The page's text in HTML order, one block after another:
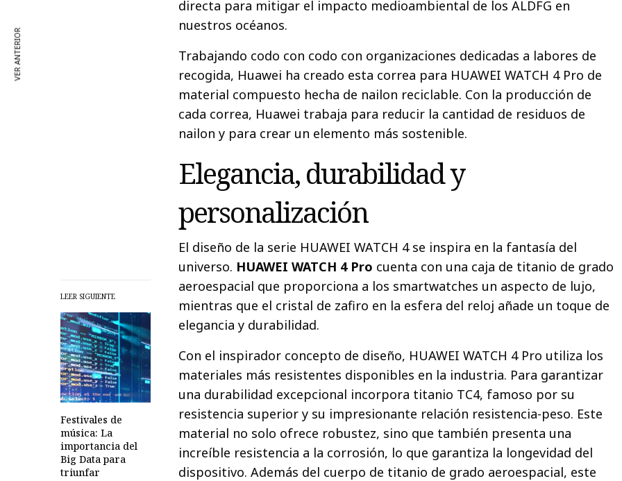
LEER SIGUIENTE
Festivales de
música: La
importancia del
Big Data para
triunfar
directa para mitigar el impacto medioambiental de los ALDFG en
nuestros océanos.
Trabajando codo con codo con organizaciones dedicadas a labores de
recogida, Huawei ha creado esta correa para HUAWEI WATCH 4 Pro de
material compuesto hecha de nailon reciclable. Con la producción de
cada correa, Huawei trabaja para reducir la cantidad de residuos de
nailon y para crear un elemento más sostenible.
Elegancia, durabilidad y
personalización
El diseño de la serie HUAWEI WATCH 4 se inspira en la fantasía del
universo. HUAWEI WATCH 4 Pro cuenta con una caja de titanio de grado
aeroespacial que proporciona a los smartwatches un aspecto de lujo,
mientras que el cristal de zafiro en la esfera del reloj añade un toque de
elegancia y durabilidad.
Con el inspirador concepto de diseño, HUAWEI WATCH 4 Pro utiliza los
materiales más resistentes disponibles en la industria. Para garantizar
una durabilidad excepcional incorpora titanio TC4, famoso por su
resistencia superior y su impresionante relación resistencia-peso. Este
material no solo ofrece robustez, sino que también presenta una
increíble resistencia a la corrosión, lo que garantiza la longevidad del
dispositivo. Además del cuerpo de titanio de grado aeroespacial, este
VER ANTERIOR